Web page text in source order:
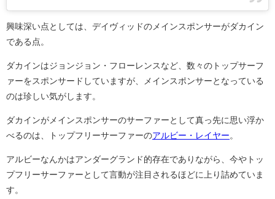
興味深い点としては、デイヴィッドのメインスポンサーがダカイン
である点。
ダカインはジョンジョン・フローレンスなど、数々のトップサーフ
ァーをスポンサードしていますが、メインスポンサーとなっている
のは珍しい気がします。
ダカインがメインスポンサーのサーファーとして真っ先に思い浮か
べるのは、トップフリーサーファーのアルビー・レイヤー 。
アルビーなんかはアンダーグランド的存在でありながら、今やトッ
プフリーサーファーとして言動が注目されるほどに上り詰めていま
す。